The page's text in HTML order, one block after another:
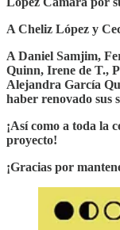
A Cheliz López y
A Daniel Samjim,
Quinn, Irene de T.,
Alejandra García
haber renovado sus
¡Así como a toda la
proyecto!
¡Gracias por